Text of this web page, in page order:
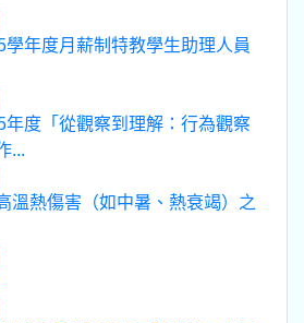
學年度月薪制特教學生助理人員
年度「從觀察到理解：行為觀察
...
溫熱傷害（如中暑、熱衰竭）之